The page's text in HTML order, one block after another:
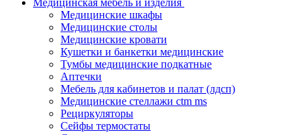
Медицинская мебель и изделия
Медицинские шкафы
Медицинские столы
Медицинские кровати
Кушетки и банкетки медицинские
Тумбы медицинские подкатные
Аптечки
Мебель для кабинетов и палат (лдсп)
Медицинские стеллажи ctm ms
Рециркуляторы
Сейфы термостаты